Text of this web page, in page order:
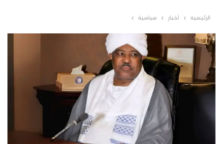
الرئيسية أخبار سياسية